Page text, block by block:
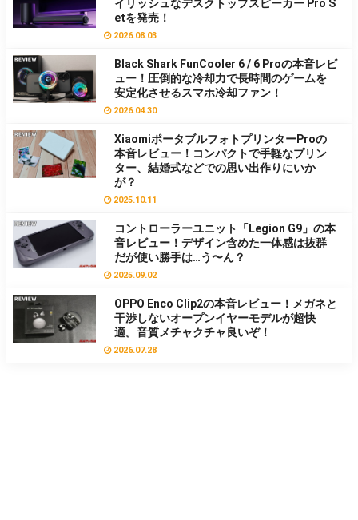
イリッシュなデスクトップスピーカー Pro S
etを発売！
2026.08.03
Black Shark FunCooler 6 / 6 Proの本音レビ
ュー！圧倒的な冷却力で長時間のゲームを
安定化させるスマホ冷却ファン！
2026.04.30
XiaomiポータブルフォトプリンターProの
本音レビュー！コンパクトで手軽なプリン
ター、結婚式などでの思い出作りにいか
が？
2025.10.11
コントローラーユニット「Legion G9」の本
音レビュー！デザイン含めた一体感は抜群
だが使い勝手は…う〜ん？
2025.09.02
OPPO Enco Clip2の本音レビュー！メガネと
干渉しないオープンイヤーモデルが超快
適。音質メチャクチャ良いぞ！
2026.07.28